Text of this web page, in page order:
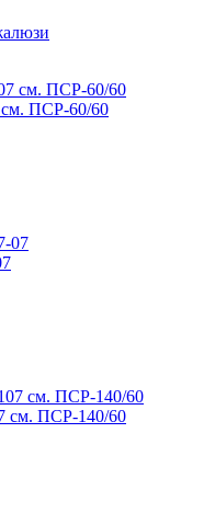
см. ПСР-60/60
см. ПСР-140/60